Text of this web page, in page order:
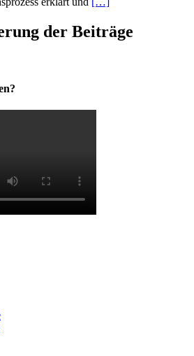
der Beiträge